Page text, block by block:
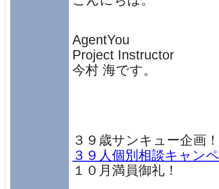
AgentYou
Project Instructor
今村 海です。
３９歳サンキュー企画！
３９人個別相談キャン
１０月満員御礼！